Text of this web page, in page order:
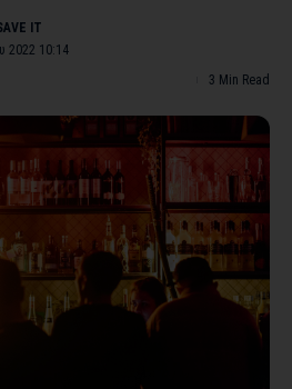
2022 10:14
3 Min Read